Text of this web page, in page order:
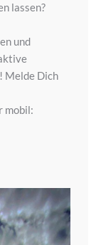
lassen?
und
Melde Dich
mobil: